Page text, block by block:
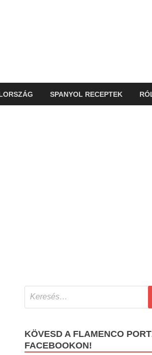
SPANYOL RECEPTEK
KÖVESD A FLAMENCO
FACEBOOKON!